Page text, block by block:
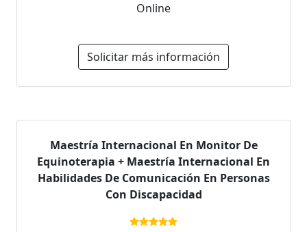
Online
Solicitar más información
Maestría Internacional En Monitor De
Equinoterapia + Maestría Internacional En
Habilidades De Comunicación En Personas
Con Discapacidad